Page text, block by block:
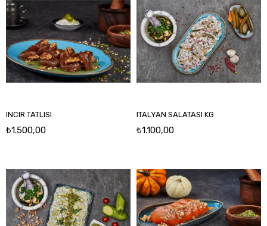
INCIR TATLISI
₺1.500,00
ITALYAN SALATASI KG
₺1.100,00